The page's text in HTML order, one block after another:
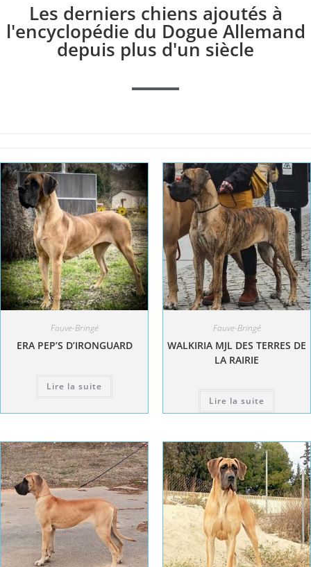
Les derniers chiens ajoutés à
l'encyclopédie du Dogue Allemand
depuis plus d'un siècle
Fauve-Bringé
ERA PEP’S D’IRONGUARD
Lire la suite
Fauve-Bringé
WALKIRIA MJL DES TERRES DE
LA RAIRIE
Lire la suite